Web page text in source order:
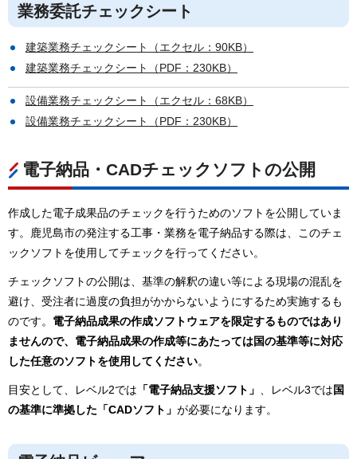
業務委託チェックシート
建築業務チェックシート（エクセル：90KB）
建築業務チェックシート（PDF：230KB）
設備業務チェックシート（エクセル：68KB）
設備業務チェックシート（PDF：230KB）
電子納品・CADチェックソフトの公開
作成した電子成果品のチェックを行うためのソフトを公開していま
す。鹿児島市の発注する工事・業務を電子納品する際は、このチェ
ックソフトを使用してチェックを行ってください。
チェックソフトの公開は、基準の解釈の違い等による現場の混乱を
避け、受注者に過度の負担がかからないようにするため実施するも
のです。 電子納品成果の作成ソフトウェアを限定するものではあり
ませんので、電子納品成果の作成等にあたっては国の基準等に対応
した任意のソフトを使用してください。
目安として、レベル2では 「電子納品支援ソフト」 、レベル3では国
の基準に準拠した「CADソフト」 が必要になります。